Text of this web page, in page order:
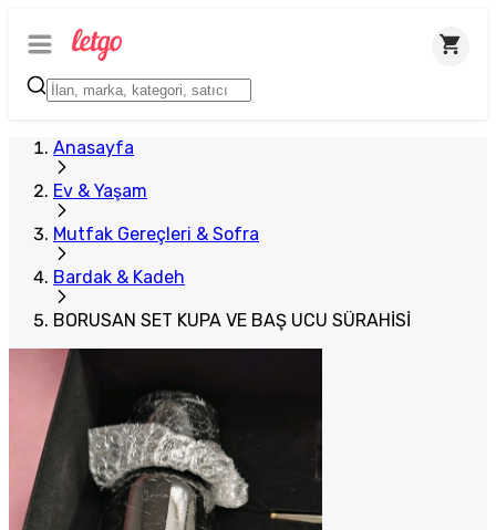
Anasayfa
Ev & Yaşam
Mutfak Gereçleri & Sofra
Bardak & Kadeh
BORUSAN SET KUPA VE BAŞ UCU SÜRAHİSİ